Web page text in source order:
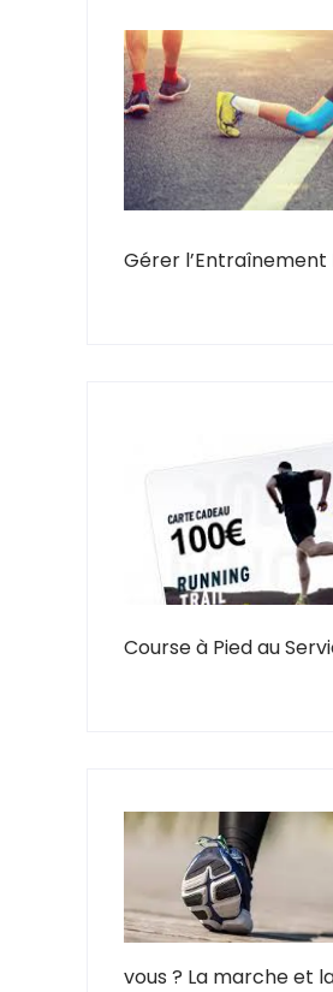
Gérer l’Entraînement
Course à Pied au
vous ? La marche et